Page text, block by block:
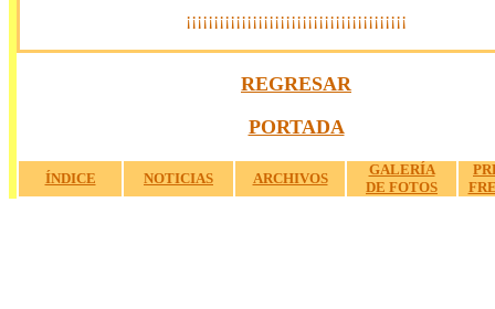
¡¡¡¡¡¡¡¡¡¡¡¡¡¡¡¡¡¡¡¡¡¡¡¡¡¡¡¡¡¡¡¡¡¡¡¡¡¡¡¡
REGRESAR
PORTADA
ÍNDICE NOTICIAS ARCHIVOS
GALERÍA
DE FOTOS